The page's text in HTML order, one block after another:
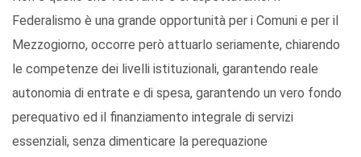
Federalismo è una grande opportunità per i Comuni e per il
Mezzogiorno, occorre però attuarlo seriamente, chiarendo
le competenze dei livelli istituzionali, garantendo reale
autonomia di entrate e di spesa, garantendo un vero fondo
perequativo ed il finanziamento integrale di servizi
essenziali, senza dimenticare la perequazione